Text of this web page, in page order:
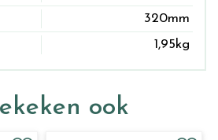
320mm
1,95kg
ook